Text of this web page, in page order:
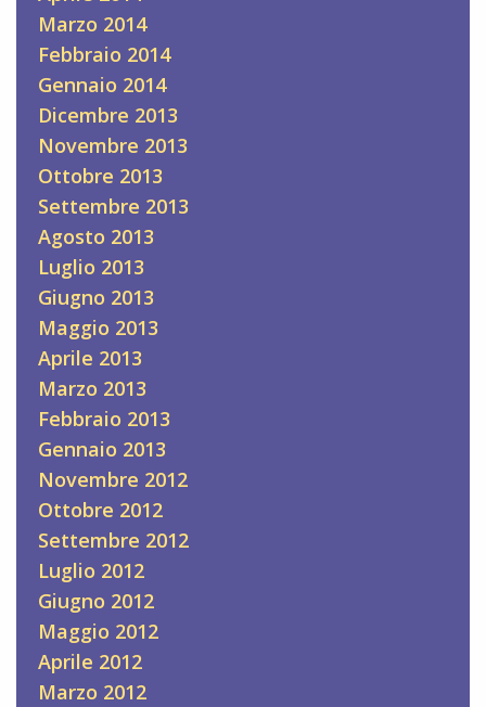
Marzo 2014
Febbraio 2014
Gennaio 2014
Dicembre 2013
Novembre 2013
Ottobre 2013
Settembre 2013
Agosto 2013
Luglio 2013
Giugno 2013
Maggio 2013
Aprile 2013
Marzo 2013
Febbraio 2013
Gennaio 2013
Novembre 2012
Ottobre 2012
Settembre 2012
Luglio 2012
Giugno 2012
Maggio 2012
Aprile 2012
Marzo 2012